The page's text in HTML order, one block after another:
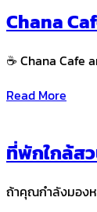
Chana
☕ Chana Cafe
Read More
ที่พักใกล้ส
ถ้าคุณกำลังมอง